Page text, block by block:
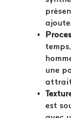
une
est